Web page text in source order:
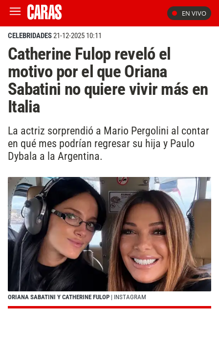
EN VIVO
CELEBRIDADES21-12-2025 10:11
Catherine Fulop reveló el
motivo por el que Oriana
Sabatini no quiere vivir más en
Italia
La actriz sorprendió a Mario Pergolini al contar
en qué mes podrían regresar su hija y Paulo
Dybala a la Argentina.
ORIANA SABATINI Y CATHERINE FULOP | INSTAGRAM